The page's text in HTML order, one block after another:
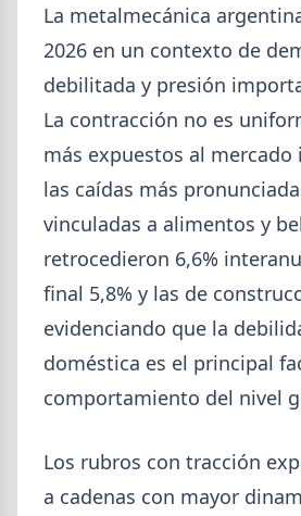
sucursal en zona norte:
Isidro
La distribuidora
1974 en San Fernando, sumó un
Andrés Rolón, su primer punto de
Isidro.
ADIMRA
La metalmecánica
2026 en un contexto de
debilitada y presión
La contracción no es
más expuestos al
las caídas más
vinculadas a alimentos y
retrocedieron 6,6%
final 5,8% y las de
evidenciando que la
doméstica es el principal
comportamiento del nivel
Los rubros con tracción
a cadenas con mayor